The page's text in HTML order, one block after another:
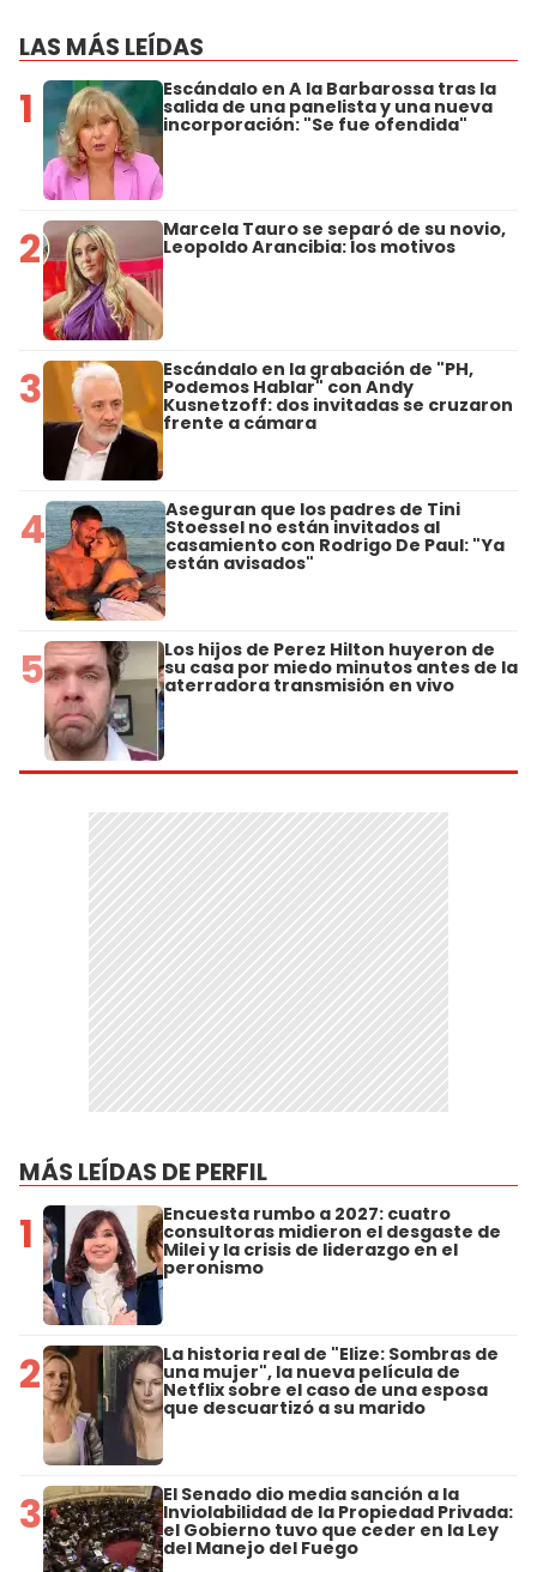
LAS MÁS LEÍDAS
1 Escándalo en A la Barbarossa tras la
salida de una panelista y una nueva
incorporación: "Se fue ofendida"
2 Marcela Tauro se separó de su novio,
Leopoldo Arancibia: los motivos
3 Escándalo en la grabación de "PH,
Podemos Hablar" con Andy
Kusnetzoff: dos invitadas se cruzaron
frente a cámara
4 Aseguran que los padres de Tini
Stoessel no están invitados al
casamiento con Rodrigo De Paul: "Ya
están avisados"
5 Los hijos de Perez Hilton huyeron de
su casa por miedo minutos antes de la
aterradora transmisión en vivo
MÁS LEÍDAS DE PERFIL
1 Encuesta rumbo a 2027: cuatro
consultoras midieron el desgaste de
Milei y la crisis de liderazgo en el
peronismo
2 La historia real de "Elize: Sombras de
una mujer", la nueva película de
Netflix sobre el caso de una esposa
que descuartizó a su marido
3 El Senado dio media sanción a la
Inviolabilidad de la Propiedad Privada:
el Gobierno tuvo que ceder en la Ley
del Manejo del Fuego